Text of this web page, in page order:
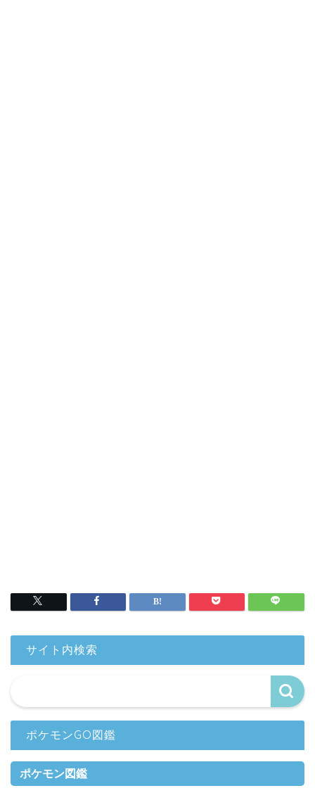
サイト内検索
ポケモンGO図鑑
ポケモン図鑑